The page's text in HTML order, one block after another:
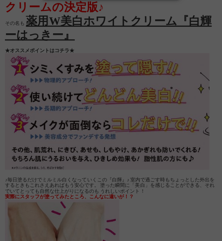
クリームの決定版♪
その名も 薬用W美白ホワイトクリーム『白輝
ーはっきー』
★オススメポイントはコチラ★
♪毎日塗るだけでミルミル白くなっていくこの『白輝』♪ 室内で過ごす時もちょっとした外出を
するときもこれさえあればもう安心です。 塗った瞬間に「美白」を感じることができる、それ
でいてとっても自然な仕上がりになるのも うれしいポイント！
実際にスタッフが塗ってみたところ、こんなに違いが！？